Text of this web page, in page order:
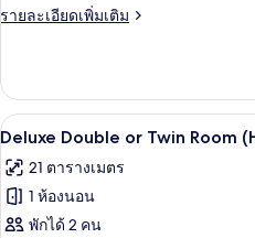
รายละเอียดเพิ่มเติม
ราย
เกี่ยว
กับ
Panoramic
เปิด
ภาพถ่าย
ทั้งหมด
ของ
9
Deluxe Double or Twin Room
21 ตารางเมตร
1 ห้องนอน
พักได้ 2 คน